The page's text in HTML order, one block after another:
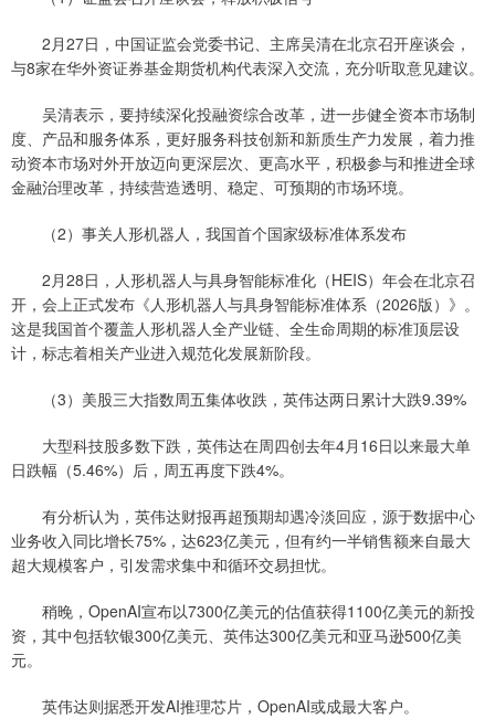
2月27日，中国证监会党委书记、主席吴清在北京召开座谈会，
与8家在华外资证券基金期货机构代表深入交流，充分听取意见建议。
吴清表示，要持续深化投融资综合改革，进一步健全资本市场制
度、产品和服务体系，更好服务科技创新和新质生产力发展，着力推
动资本市场对外开放迈向更深层次、更高水平，积极参与和推进全球
金融治理改革，持续营造透明、稳定、可预期的市场环境。
（2）事关人形机器人，我国首个国家级标准体系发布
2月28日，人形机器人与具身智能标准化（HEIS）年会在北京召
开，会上正式发布《人形机器人与具身智能标准体系（2026版）》。
这是我国首个覆盖人形机器人全产业链、全生命周期的标准顶层设
计，标志着相关产业进入规范化发展新阶段。
（3）美股三大指数周五集体收跌，英伟达两日累计大跌9.39%
大型科技股多数下跌，英伟达在周四创去年4月16日以来最大单
日跌幅（5.46%）后，周五再度下跌4%。
有分析认为，英伟达财报再超预期却遇冷淡回应，源于数据中心
业务收入同比增长75%，达623亿美元，但有约一半销售额来自最大
超大规模客户，引发需求集中和循环交易担忧。
稍晚，OpenAI宣布以7300亿美元的估值获得1100亿美元的新投
资，其中包括软银300亿美元、英伟达300亿美元和亚马逊500亿美
元。
英伟达则据悉开发AI推理芯片，OpenAI或成最大客户。